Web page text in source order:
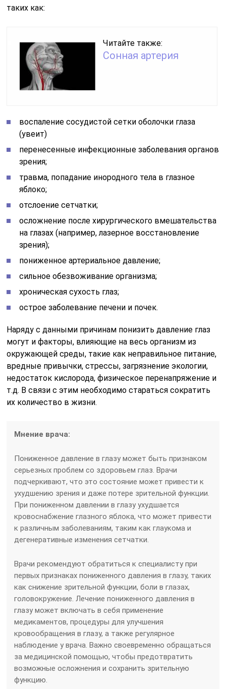
таких как:
Читайте также:
Сонная артерия
воспаление сосудистой сетки оболочки глаза
(увеит)
перенесенные инфекционные заболевания органов
зрения;
травма, попадание инородного тела в глазное
яблоко;
отслоение сетчатки;
осложнение после хирургического вмешательства
на глазах (например, лазерное восстановление
зрения);
пониженное артериальное давление;
сильное обезвоживание организма;
хроническая сухость глаз;
острое заболевание печени и почек.
Наряду с данными причинам понизить давление глаз
могут и факторы, влияющие на весь организм из
окружающей среды, такие как неправильное питание,
вредные привычки, стрессы, загрязнение экологии,
недостаток кислорода, физическое перенапряжение и
т.д. В связи с этим необходимо стараться сократить
их количество в жизни.
Мнение врача:
Пониженное давление в глазу может быть признаком
серьезных проблем со здоровьем глаз. Врачи
подчеркивают, что это состояние может привести к
ухудшению зрения и даже потере зрительной функции.
При пониженном давлении в глазу ухудшается
кровоснабжение глазного яблока, что может привести
к различным заболеваниям, таким как глаукома и
дегенеративные изменения сетчатки.
Врачи рекомендуют обратиться к специалисту при
первых признаках пониженного давления в глазу, таких
как снижение зрительной функции, боли в глазах,
головокружение. Лечение пониженного давления в
глазу может включать в себя применение
медикаментов, процедуры для улучшения
кровообращения в глазу, а также регулярное
наблюдение у врача. Важно своевременно обращаться
за медицинской помощью, чтобы предотвратить
возможные осложнения и сохранить зрительную
функцию.